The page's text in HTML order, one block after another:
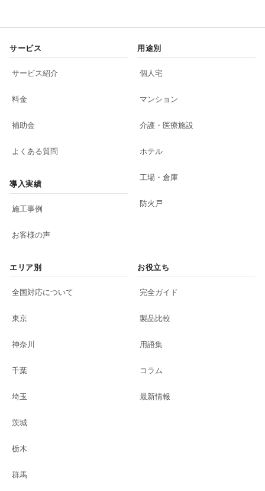
サービス
サービス紹介
料金
補助金
よくある質問
導入実績
施工事例
お客様の声
用途別
個人宅
マンション
介護・医療施設
ホテル
工場・倉庫
防火戸
エリア別
全国対応について
東京
神奈川
千葉
埼玉
茨城
栃木
群馬
お役立ち
完全ガイド
製品比較
用語集
コラム
最新情報